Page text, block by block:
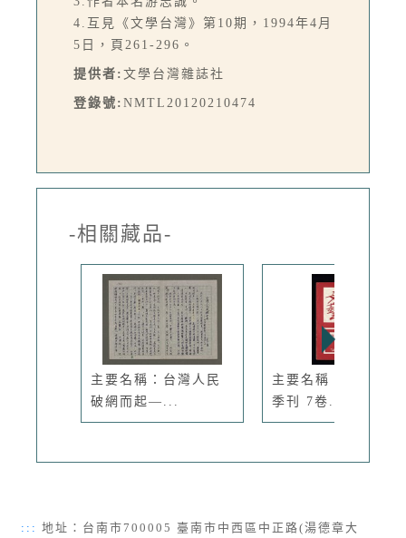
4.互見《文學台灣》第10期，1994年4月
5日，頁261-296。
提供者: 文學台灣雜誌社
登錄號: NMTL20120210474
-相關藏品-
主要名稱：台灣人民
破網而起—...
主要名稱：台灣文藝
季刊 7卷...
::: 地址：台南市700005 臺南市中西區中正路(湯德章大